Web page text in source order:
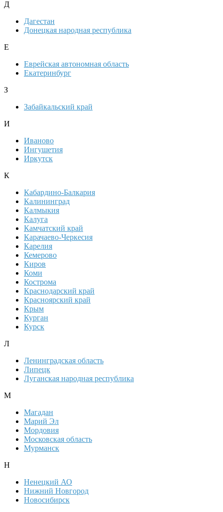
Д
Дагестан
Донецкая народная республика
Е
Еврейская автономная область
Екатеринбург
З
Забайкальский край
И
Иваново
Ингушетия
Иркутск
К
Кабардино-Балкария
Калининград
Калмыкия
Калуга
Камчатский край
Карачаево-Черкесия
Карелия
Кемерово
Киров
Коми
Кострома
Краснодарский край
Красноярский край
Крым
Курган
Курск
Л
Ленинградская область
Липецк
Луганская народная республика
М
Магадан
Марий Эл
Мордовия
Московская область
Мурманск
Н
Ненецкий АО
Нижний Новгород
Новосибирск